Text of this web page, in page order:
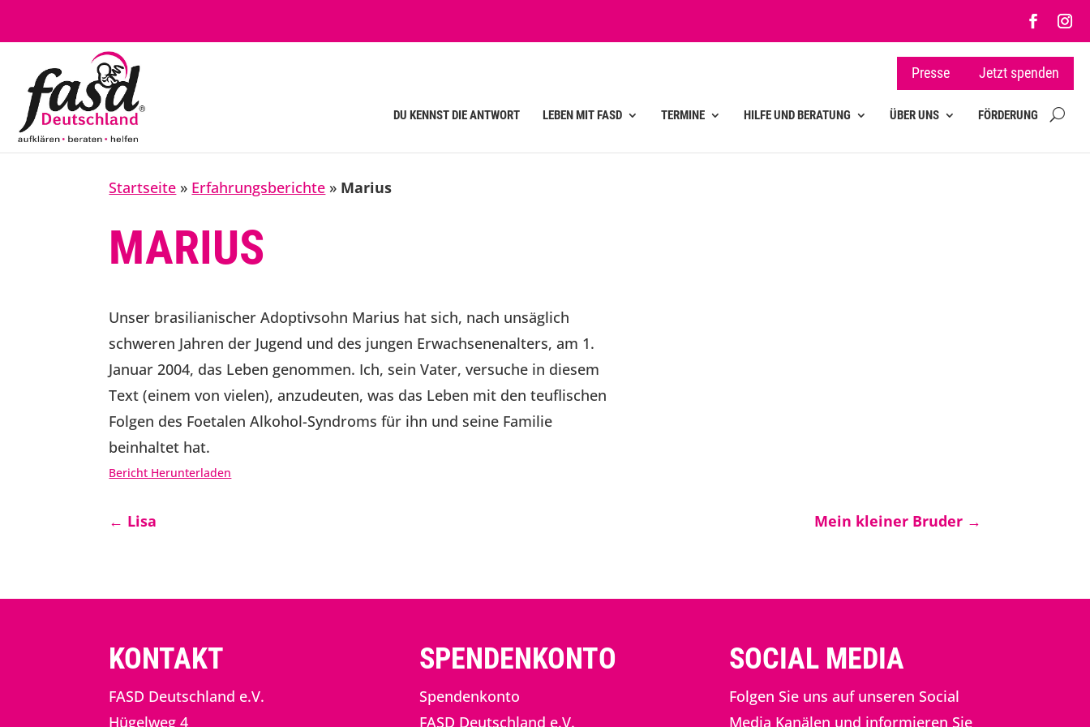
Presse Jetzt spenden
DU KENNST DIE ANTWORT LEBEN MIT FASD TERMINE HILFE UND BERATUNG ÜBER UNS FÖRDERUNG
Startseite » Erfahrungsberichte » Marius
MARIUS
Unser brasilianischer Adoptivsohn Marius hat sich, nach unsäglich
schweren Jahren der Jugend und des jungen Erwachsenenalters, am 1.
Januar 2004, das Leben genommen. Ich, sein Vater, versuche in diesem
Text (einem von vielen), anzudeuten, was das Leben mit den teuflischen
Folgen des Foetalen Alkohol-Syndroms für ihn und seine Familie
beinhaltet hat.
Bericht Herunterladen
← Lisa Mein kleiner Bruder→
KONTAKT
FASD Deutschland e.V.
Hügelweg 4
SPENDENKONTO
Spendenkonto
FASD Deutschland e.V.
SOCIAL MEDIA
Folgen Sie uns auf unseren Social
Media Kanälen und informieren Sie